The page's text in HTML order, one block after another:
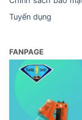
Tuyển dụng
FANPAGE